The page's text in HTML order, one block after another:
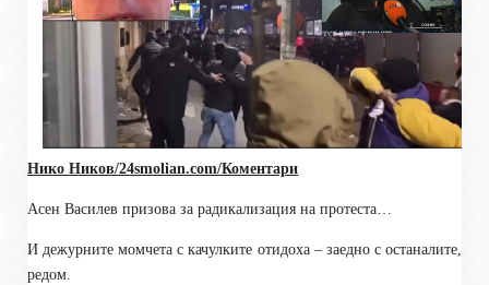
Нико Ников/24smolian.com/Коментари
Асен Василев призова за радикализация на протеста…
И дежурните момчета с качулките отидоха – заедно с останалите,
редом.